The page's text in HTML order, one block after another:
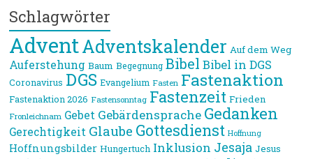
Schlagwörter
AdventAdventskalender Auf dem Weg
Auferstehung Baum Begegnung Bibel Bibel in DGS
Coronavirus DGS Evangelium Fasten Fastenaktion
Fastenaktion 2026 Fastensonntag Fastenzeit Frieden
Fronleichnam Gebet Gebärdensprache Gedanken
Gerechtigkeit Glaube Gottesdienst Hoffnung
Hoffnungsbilder Hungertuch Inklusion Jesaja Jesus